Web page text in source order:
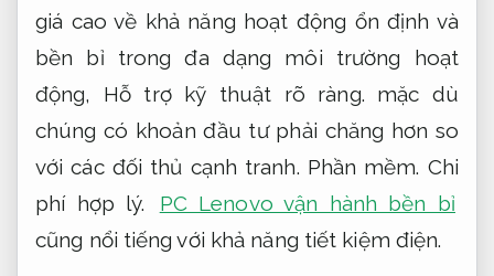
giá cao về khả năng hoạt động ổn định và
bền bỉ trong đa dạng môi trường hoạt
động, Hỗ trợ kỹ thuật rõ ràng. mặc dù
chúng có khoản đầu tư phải chăng hơn so
với các đối thủ cạnh tranh. Phần mềm. Chi
phí hợp lý.
PC Lenovo vận hành bền bỉ
cũng nổi tiếng với khả năng tiết kiệm điện.